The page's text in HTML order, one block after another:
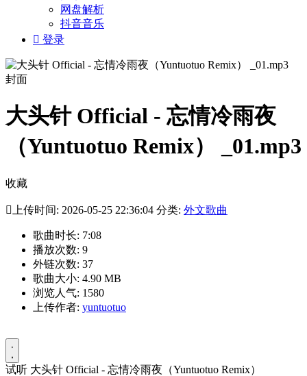
网盘解析
抖音音乐
 登录
大头针 Official - 忘情冷雨夜
（Yuntuotuo Remix） _01.mp3
收藏
 上传时间: 2026-05-25 22:36:04 分类: 外文歌曲
歌曲时长: 7:08
播放次数: 9
外链次数: 37
歌曲大小: 4.90 MB
浏览人气: 1580
上传作者: yuntuotuo
试听 大头针 Official - 忘情冷雨夜（Yuntuotuo Remix）